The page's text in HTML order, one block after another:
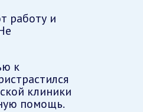
работу и
к
клиники
помощь.